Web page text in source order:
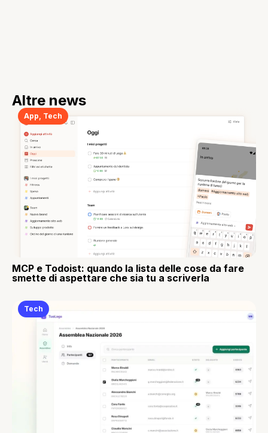
Altre news
App Tech
MCP e Todoist: quando la lista delle cose da fare
smette di aspettare che sia tu a scriverla
Tech